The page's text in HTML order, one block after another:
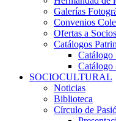
Galerías
Convenios
Ofertas a Socios
Catálogos
Catálogo
Catálogo
SOCIOCULTURAL
Noticias
Biblioteca
Círculo de